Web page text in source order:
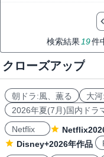
検索結果 19件
クローズアップ
朝ドラ:風、薫る 大
2026年夏(7月)国内ドラ
Netflix
Disney+2026年作品